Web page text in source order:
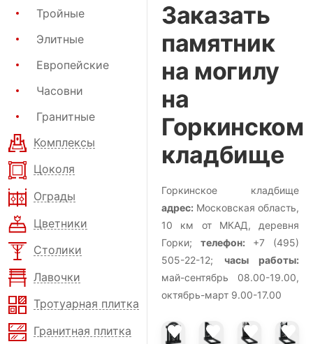
Тройные
Элитные
Европейские
Часовни
Гранитные
Комплексы
Цоколя
Ограды
Цветники
Столики
Лавочки
Тротуарная плитка
Гранитная плитка
Заказать
памятник
на могилу
на
Горкинском
кладбище
Горкинское кладбище
адрес: Московская область,
10 км от МКАД, деревня
Горки; телефон:+7 (495)
505-22-12; часы работы:
май-сентябрь 08.00-19.00,
октябрь-март 9.00-17.00